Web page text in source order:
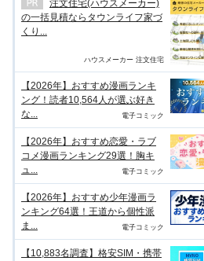
注文住宅(ハウスメーカー)
の一括見積ならタウンライフ家づ
くり...
ハウスメーカー 注文住宅
【2026年】おすすめ漫画ランキ
ング！読者10,564人が選ぶ好き
な...
電子コミック
【2026年】おすすめ恋愛・ラブ
コメ漫画ランキング29選！胸キ
ュ...
電子コミック
【2026年】おすすめ少年漫画ラ
ンキング64選！王道から個性派
ま...
電子コミック
【10,883名調査】格安SIM・携帯